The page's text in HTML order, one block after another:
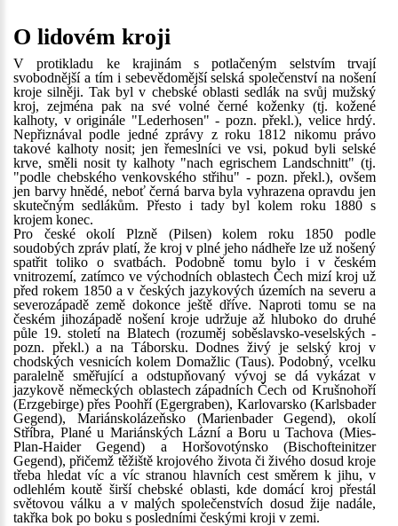
O lidovém kroji
V protikladu ke krajinám s potlačeným selstvím trvají
svobodnější a tím i sebevědomější selská společenství na nošení
kroje silněji. Tak byl v chebské oblasti sedlák na svůj mužský
kroj, zejména pak na své volné černé koženky (tj. kožené
kalhoty, v originále "Lederhosen" - pozn. překl.), velice hrdý.
Nepřiznával podle jedné zprávy z roku 1812 nikomu právo
takové kalhoty nosit; jen řemeslníci ve vsi, pokud byli selské
krve, směli nosit ty kalhoty "nach egrischem Landschnitt" (tj.
"podle chebského venkovského střihu" - pozn. překl.), ovšem
jen barvy hnědé, neboť černá barva byla vyhrazena opravdu jen
skutečným sedlákům. Přesto i tady byl kolem roku 1880 s
krojem konec.
Pro české okolí Plzně (Pilsen) kolem roku 1850 podle
soudobých zpráv platí, že kroj v plné jeho nádheře lze už nošený
spatřit toliko o svatbách. Podobně tomu bylo i v českém
vnitrozemí, zatímco ve východních oblastech Čech mizí kroj už
před rokem 1850 a v českých jazykových územích na severu a
severozápadě země dokonce ještě dříve. Naproti tomu se na
českém jihozápadě nošení kroje udržuje až hluboko do druhé
půle 19. století na Blatech (rozuměj soběslavsko-veselských -
pozn. překl.) a na Táborsku. Dodnes živý je selský kroj v
chodských vesnicích kolem Domažlic (Taus). Podobný, vcelku
paralelně směřující a odstupňovaný vývoj se dá vykázat v
jazykově německých oblastech západních Čech od Krušnohoří
(Erzgebirge) přes Poohří (Egergraben), Karlovarsko (Karlsbader
Gegend), Mariánskolázeňsko (Marienbader Gegend), okolí
Stříbra, Plané u Mariánských Lázní a Boru u Tachova (Mies-
Plan-Haider Gegend) a Horšovotýnsko (Bischofteinitzer
Gegend), přičemž těžiště krojového života či živého dosud kroje
třeba hledat víc a víc stranou hlavních cest směrem k jihu, v
odlehlém koutě širší chebské oblasti, kde domácí kroj přestál
světovou válku a v malých společenstvích dosud žije nadále,
takřka bok po boku s posledními českými kroji v zemi.